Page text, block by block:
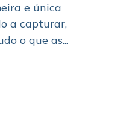
e única
a capturar,
o que as...